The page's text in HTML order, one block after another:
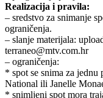
Realizacija i pravila:
– sredstvo za snimanje
ograničenja.
– slanje materijala:
terraneo@mtv.com.hr
– ograničenja:
* spot se snima za
National ili Janelle
* snimljeni spot mora